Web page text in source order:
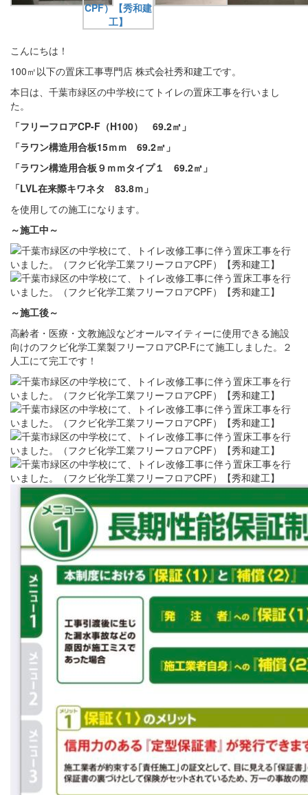
こんにちは！
100㎡以下の置床工事専門店 株式会社秀和建工です。
本日は、千葉市緑区の中学校にてトイレの置床工事を行いまし
た。
「フリーフロアCP-F（H100） 69.2㎡」
「ラワン構造用合板15ｍｍ 69.2㎡」
「ラワン構造用合板９ｍｍタイプ１ 69.2㎡」
「LVL在来際キワネタ 83.8ｍ」
を使用しての施工になります。
～施工中～
～施工後～
高齢者・医療・文教施設などオールマイティーに使用できる施設
向けのフクビ化学工業製フリーフロアCP-Fにて施工しました。２
人工にて完工です！